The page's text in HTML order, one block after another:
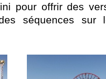
pour offrir des
séquences